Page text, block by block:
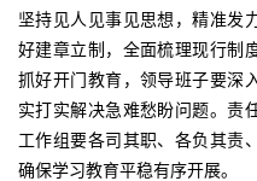
坚持见人见事见思想，精准发
好建章立制，全面梳理现行制
抓好开门教育，领导班子要深
实打实解决急难愁盼问题。责
工作组要各司其职、各负其责
确保学习教育平稳有序开展。